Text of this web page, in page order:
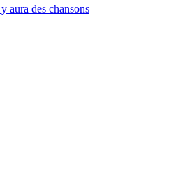
aura des chansons